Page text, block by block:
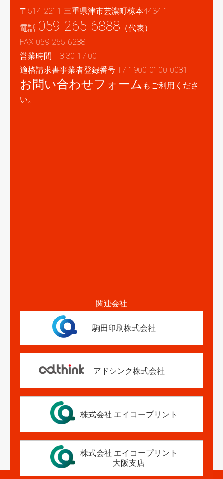
〒514-2211 三重県津市芸濃町椋本4434-1
電話 059-265-6888 （代表）
FAX 059-265-6288
営業時間 8:30-17:00
適格請求書事業者登録番号 T7-1900-0100-0081
お問い合わせフォーム もご利用くださ
い。
関連会社
駒田印刷株式会社
アドシンク株式会社
株式会社 エイコープリント
株式会社 エイコープリント
大阪支店